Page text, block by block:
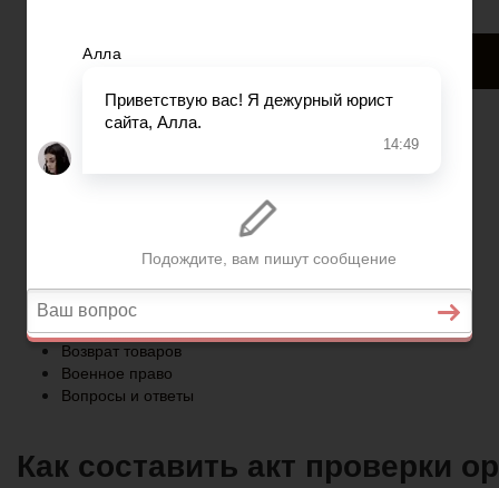
Гражданство
Возврат товаров
Главная
Страхование
Гражданство
Возврат товаров
Военное право
Вопросы и ответы
Как составить акт проверки